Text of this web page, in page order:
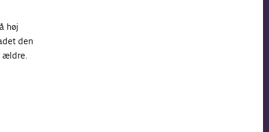
høj
den
ældre.